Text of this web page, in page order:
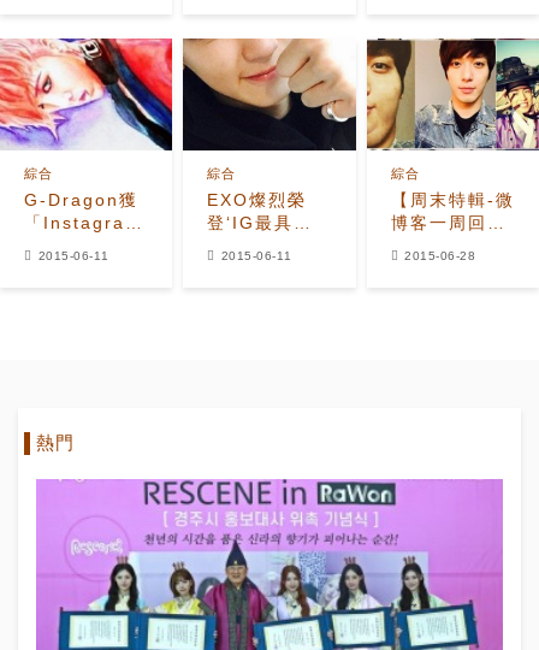
G-Dragon獲
「Instagram
人氣最高韓流
綜合
2015-06-11
EXO燦烈榮
登‘IG最具影
響力的韓星’
綜合
2015-06-11
【周末特輯-微
博客一周回
顧】李正信、
綜合
2015-06-28
熱門